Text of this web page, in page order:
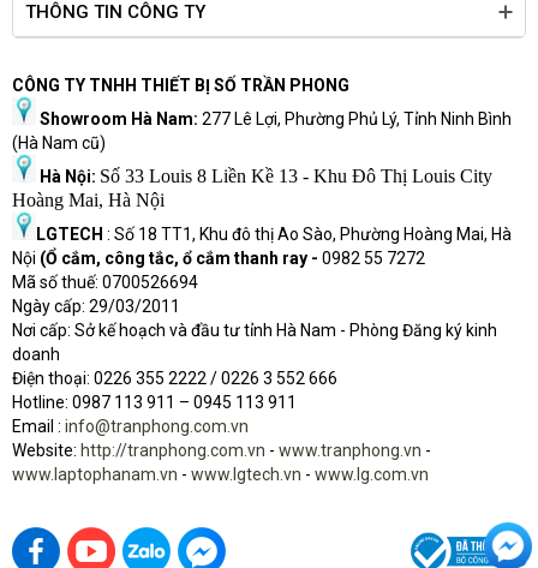
THÔNG TIN CÔNG TY
CÔNG TY TNHH THIẾT BỊ SỐ TRẦN PHONG
Showroom Hà Nam: 277 Lê Lợi, Phường Phủ Lý, Tỉnh Ninh Bình
(Hà Nam cũ)
Hà Nội: Số 33 Louis 8 Liền Kề 13 - Khu Đô Thị Louis City
Hoàng Mai, Hà Nội
LGTECH : Số 18 TT1, Khu đô thị Ao Sào, Phường Hoàng Mai, Hà
Nội (Ổ cắm, công tắc, ổ cắm thanh ray - 0982 55 7272
Mã số thuế: 0700526694
Ngày cấp: 29/03/2011
Nơi cấp: Sở kế hoạch và đầu tư tỉnh Hà Nam - Phòng Đăng ký kinh
doanh
Điện thoại: 0226 355 2222 / 0226 3 552 666
Hotine: 0987 113 911 – 0945 113 911
Email : info@tranphong.com.vn
Website: http://tranphong.com.vn - www.tranphong.vn -
www.laptophanam.vn - www.lgtech.vn - www.lg.com.vn